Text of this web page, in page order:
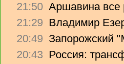
21:50 Аршавина все
21:29 Владимир
20:49 Запорожский
20:43 Россия: